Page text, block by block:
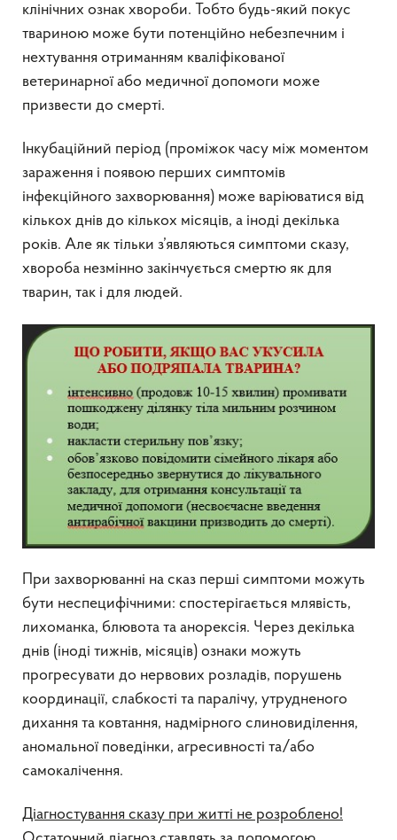
клінічних ознак хвороби. Тобто будь-який покус
твариною може бути потенційно небезпечним і
нехтування отриманням кваліфікованої
ветеринарної або медичної допомоги може
призвести до смерті.
Інкубаційний період (проміжок часу між моментом
зараження і появою перших симптомів
інфекційного захворювання) може варіюватися від
кількох днів до кількох місяців, а іноді декілька
років. Але як тільки з’являються симптоми сказу,
хвороба незмінно закінчується смертю як для
тварин, так і для людей.
При захворюванні на сказ перші симптоми можуть
бути неспецифічними: спостерігається млявість,
лихоманка, блювота та анорексія. Через декілька
днів (іноді тижнів, місяців) ознаки можуть
прогресувати до нервових розладів, порушень
координації, слабкості та паралічу, утрудненого
дихання та ковтання, надмірного слиновиділення,
аномальної поведінки, агресивності та/або
самокалічення.
Діагностування сказу при житті не розроблено!